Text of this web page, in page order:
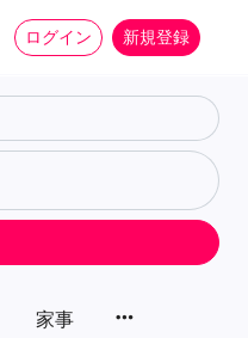
ログイン 新規登録
家事 more_horiz